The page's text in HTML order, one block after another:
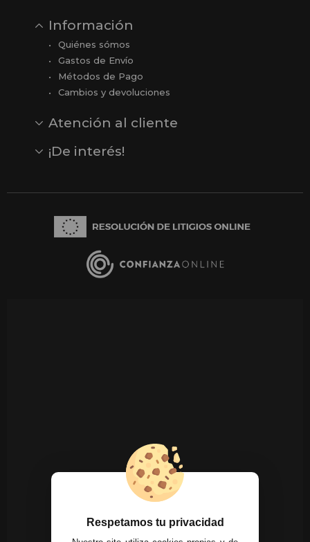
Información
Quiénes sómos
Gastos de Envío
Métodos de Pago
Cambios y devoluciones
Atención al cliente
Opiniones
Reseñas en Google
¡De interés!
Respetamos tu privacidad